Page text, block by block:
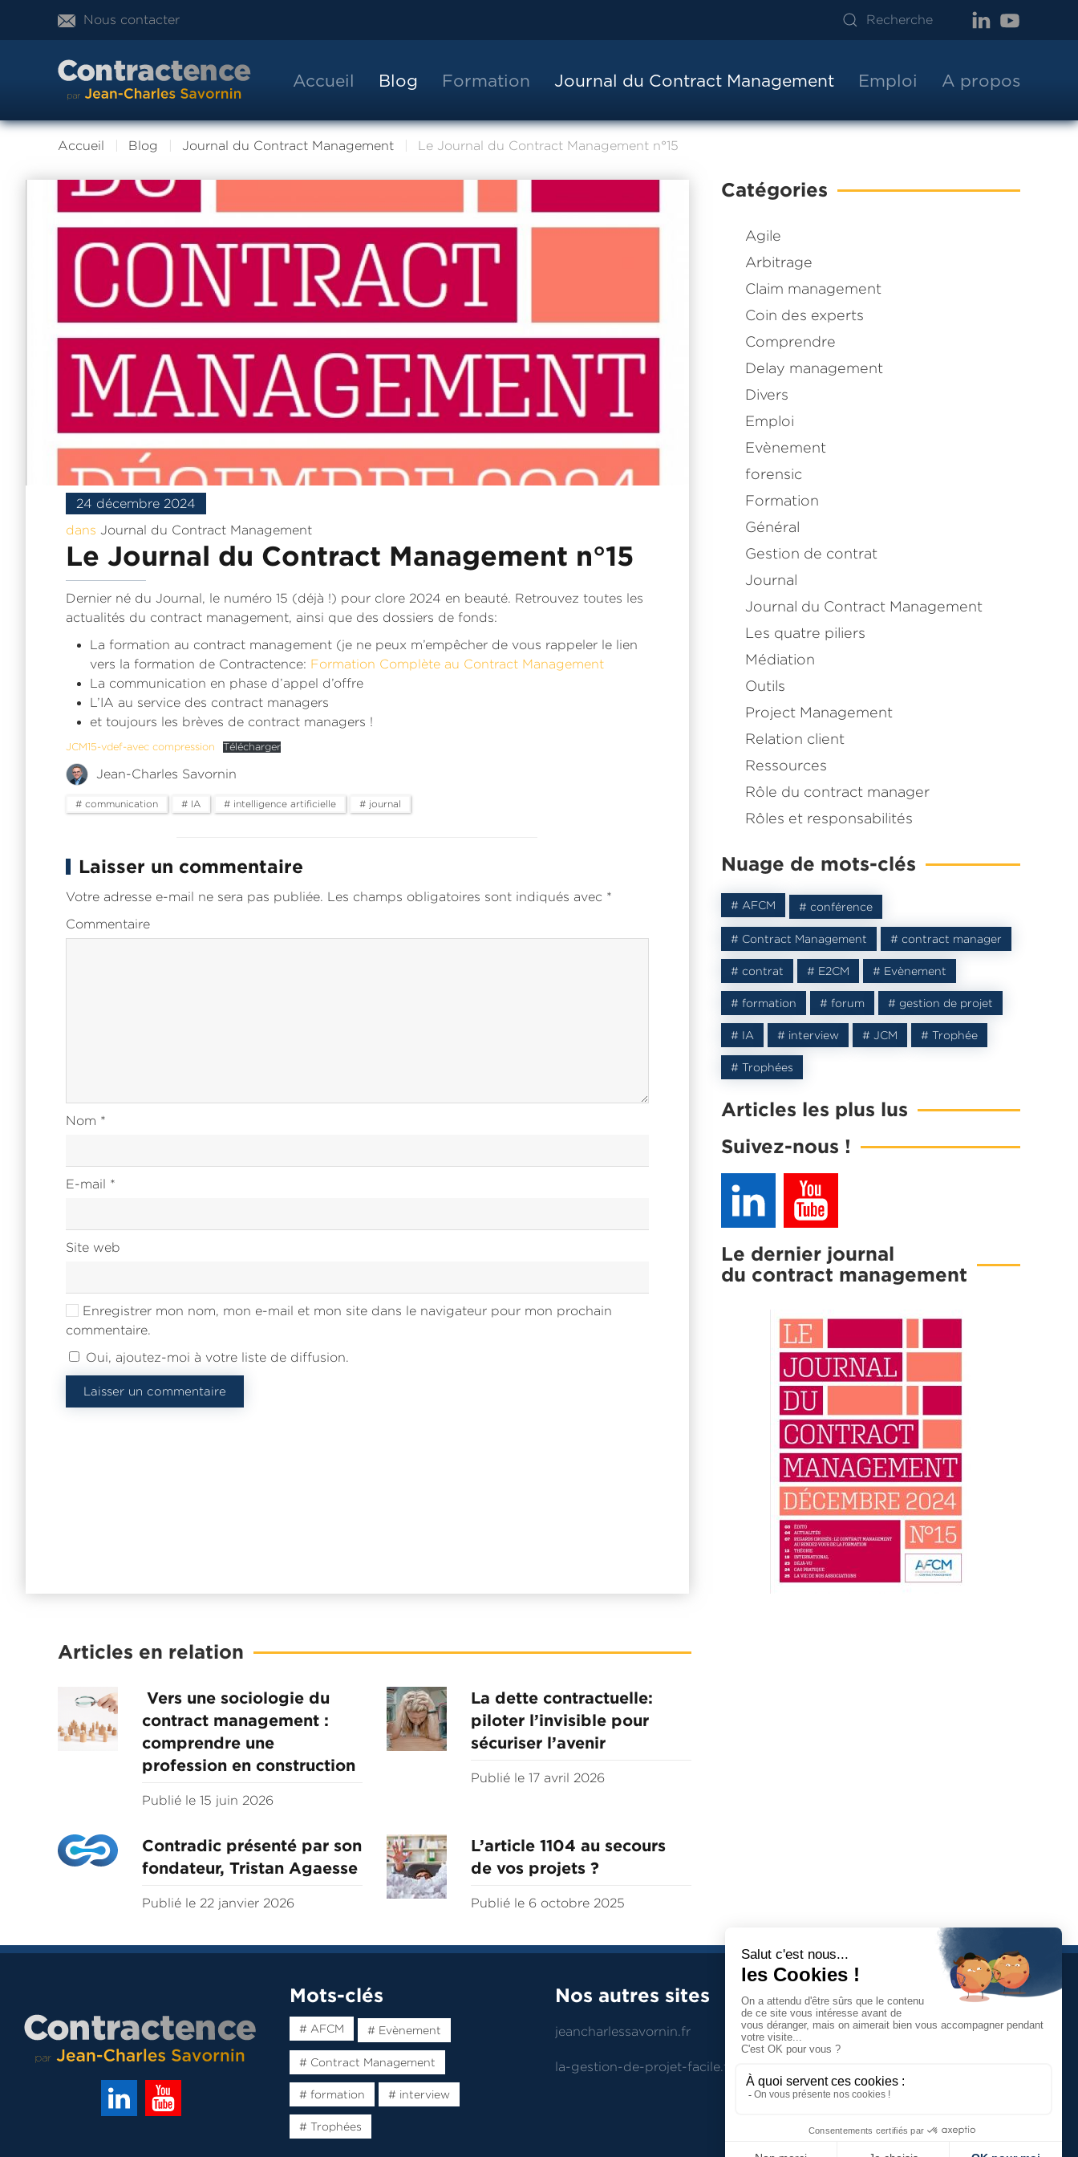
Nous contacter
Accueil Blog Formation Journal du Contract Management Emploi A propos
Accueil Blog Journal du Contract Management Le Journal du Contract Management n°15
24 décembre 2024
dans Journal du Contract Management
Le Journal du Contract Management n°15
Dernier né du Journal, le numéro 15 (déjà !) pour clore 2024 en beauté. Retrouvez toutes les
actualités du contract management, ainsi que des dossiers de fonds:
La formation au contract management (je ne peux m’empêcher de vous rappeler le lien
vers la formation de Contractence: Formation Complète au Contract Management
La communication en phase d’appel d’offre
L’IA au service des contract managers
et toujours les brèves de contract managers !
JCM15-vdef-avec compression Télécharger
Jean-Charles Savornin
# communication # IA # intelligence artificielle # journal
Laisser un commentaire
Votre adresse e-mail ne sera pas publiée. Les champs obligatoires sont indiqués avec *
Commentaire
Nom *
E-mail *
Site web
Enregistrer mon nom, mon e-mail et mon site dans le navigateur pour mon prochain
commentaire.
Oui, ajoutez-moi à votre liste de diffusion.
Laisser un commentaire
Catégories
Agile
Arbitrage
Claim management
Coin des experts
Comprendre
Delay management
Divers
Emploi
Evènement
forensic
Formation
Général
Gestion de contrat
Journal
Journal du Contract Management
Les quatre piliers
Médiation
Outils
Project Management
Relation client
Ressources
Rôle du contract manager
Rôles et responsabilités
Nuage de mots-clés
# AFCM # conférence
# Contract Management # contract manager
# contrat # E2CM # Evènement
# formation # forum # gestion de projet
# IA # interview # JCM # Trophée
# Trophées
Articles les plus lus
Suivez-nous !
Le dernier journal
du contract management
Articles en relation
Vers une sociologie du
contract management :
comprendre une
profession en construction
Publié le 15 juin 2026
La dette contractuelle:
piloter l’invisible pour
sécuriser l’avenir
Publié le 17 avril 2026
Contradic présenté par son
fondateur, Tristan Agaesse
Publié le 22 janvier 2026
L’article 1104 au secours
de vos projets ?
Publié le 6 octobre 2025
Mots-clés
# AFCM # Evènement
# Contract Management
# formation # interview
# Trophées
Nos autres sites
jeancharlessavornin.fr
la-gestion-de-projet-facile.fr
À propos
Jean-Charles
Professionnel du management de
aide à la prise de décisions.
mise en place de son département Contract
Management.